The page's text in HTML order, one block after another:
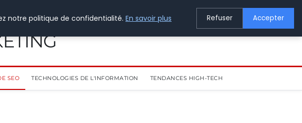
SEO TECHNOLOGIES DE L'INFORMATION TENDANCES HIGH-TECH
notre politique de confidentialité. En savoir plus Refuser Accepter